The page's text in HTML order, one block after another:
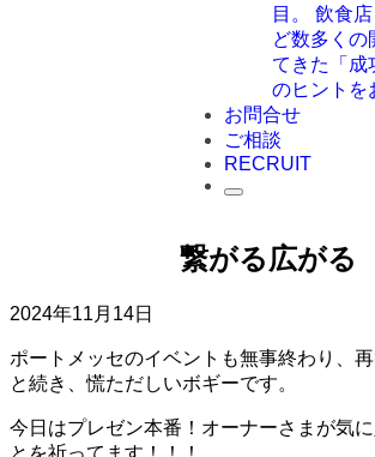
目。 飲食
ど数多くの
てきた「成
のヒントを
お問合せ
ご相談
RECRUIT
繋がる広がる
2024年11月14日
ポートメッセのイベントも無事終わり、
と続き、慌ただしいボギーです。
今日はプレゼン本番！オーナーさまが気
とを祈ってます！！！